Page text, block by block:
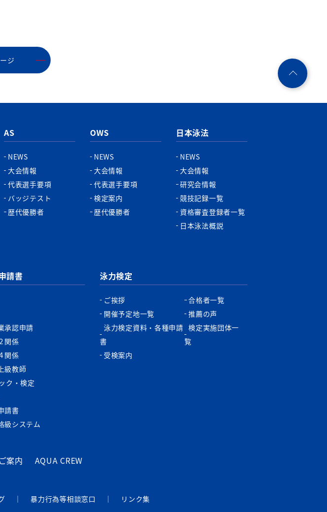
ジ
AS
NEWS
大会情報
代表選手要項
バッジテスト
歴代優勝者
OWS
NEWS
大会情報
代表選手要項
検定案内
歴代優勝者
日本泳法
NEWS
大会情報
研究会情報
競技記録一覧
資格審査登録者一覧
日本泳法概説
請書
承認申請
関係
関係
級教師
ク・検定
請書
級システム
泳力検定
ご挨拶
開催予定地一覧
泳力検定資料・各種申請
書
受検案内
合格者一覧
推薦の声
検定実施団体一
覧
案内 AQUA CREW
｜ 暴⼒⾏為等相談窓⼝ ｜ リンク集